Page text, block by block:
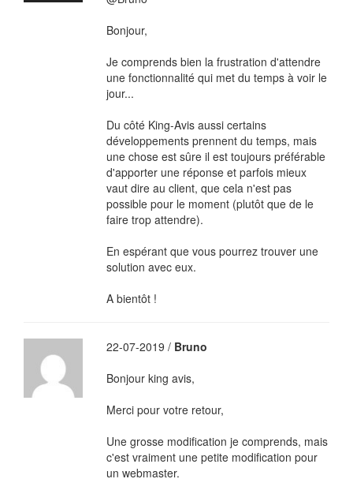
Bonjour,
Je comprends bien la frustration d'attendre
une fonctionnalité qui met du temps à voir le
jour...
Du côté King-Avis aussi certains
développements prennent du temps, mais
une chose est sûre il est toujours préférable
d'apporter une réponse et parfois mieux
vaut dire au client, que cela n'est pas
possible pour le moment (plutôt que de le
faire trop attendre).
En espérant que vous pourrez trouver une
solution avec eux.
A bientôt !
22-07-2019 / Bruno
Bonjour king avis,
Merci pour votre retour,
Une grosse modification je comprends, mais
c'est vraiment une petite modification pour
un webmaster.